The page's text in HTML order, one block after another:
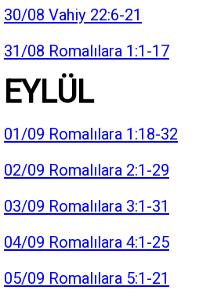
30/08 Vahiy 22:6-21
31/08 Romalılara 1:1-17
EYLÜL
01/09 Romalılara 1:18-32
02/09 Romalılara 2:1-29
03/09 Romalılara 3:1-31
04/09 Romalılara 4:1-25
05/09 Romalılara 5:1-21